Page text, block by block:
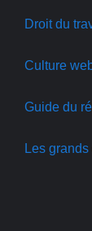
Droit du
Culture
Guide du
Les